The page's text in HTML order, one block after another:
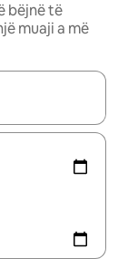
bëjnë të
muaji a më
me butonat e